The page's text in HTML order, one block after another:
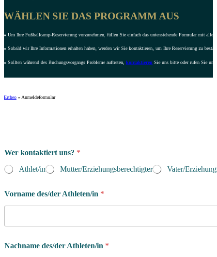
WÄHLEN SIE DAS PROGRAMM AUS
» Um Ihre Fußballcamp-Reservierung vorzunehmen, füllen Sie einfach das untenstehende Formular mit
» Sobald wir Ihre Informationen erhalten haben, werden wir Sie kontaktieren, um Ihre Reservierung zu
» Sollten während des Buchungsvorgangs Probleme auftreten, kontaktieren Sie uns bitte oder rufen Sie
Ertheo » Anmeldeformular
Wer kontaktiert uns? *
Athlet/in
Mutter/Erziehungsberechtigter Vater/
Vorname des/der Athleten/in *
Nachname des/der Athleten/in *